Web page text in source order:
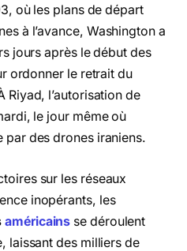
où les plans de départ
à l’avance, Washington a
jours après le début des
ordonner le retrait du
Riyad, l’autorisation de
le jour même où
par des drones iraniens.
sur les réseaux
inopérants, les
américains se déroulent
laissant des milliers de